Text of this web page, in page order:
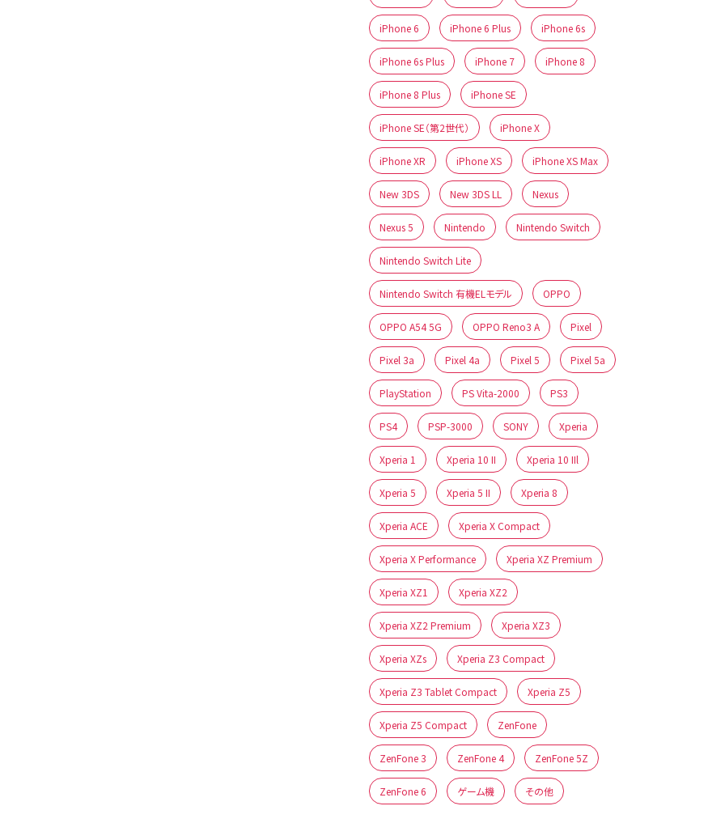
iPhone 6 iPhone 6 Plus iPhone 6s
iPhone 6s Plus iPhone 7 iPhone 8
iPhone 8 Plus iPhone SE
iPhone SE（第2世代） iPhone X
iPhone XR iPhone XS iPhone XS Max
New 3DS New 3DS LL Nexus
Nexus 5 Nintendo Nintendo Switch
Nintendo Switch Lite
Nintendo Switch 有機ELモデル OPPO
OPPO A54 5G OPPO Reno3 A Pixel
Pixel 3a Pixel 4a Pixel 5 Pixel 5a
PlayStation PS Vita-2000 PS3
PS4 PSP-3000 SONY Xperia
Xperia 1 Xperia 10 II Xperia 10 IIl
Xperia 5 Xperia 5 II Xperia 8
Xperia ACE Xperia X Compact
Xperia X Performance Xperia XZ Premium
Xperia XZ1 Xperia XZ2
Xperia XZ2 Premium Xperia XZ3
Xperia XZs Xperia Z3 Compact
Xperia Z3 Tablet Compact Xperia Z5
Xperia Z5 Compact ZenFone
ZenFone 3 ZenFone 4 ZenFone 5Z
ZenFone 6 ゲーム機 その他